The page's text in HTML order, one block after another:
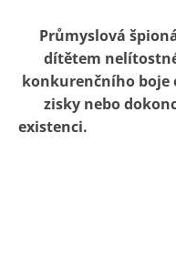
Průmyslová
dítětem
konkurenčního boje
zisky nebo
existenci.